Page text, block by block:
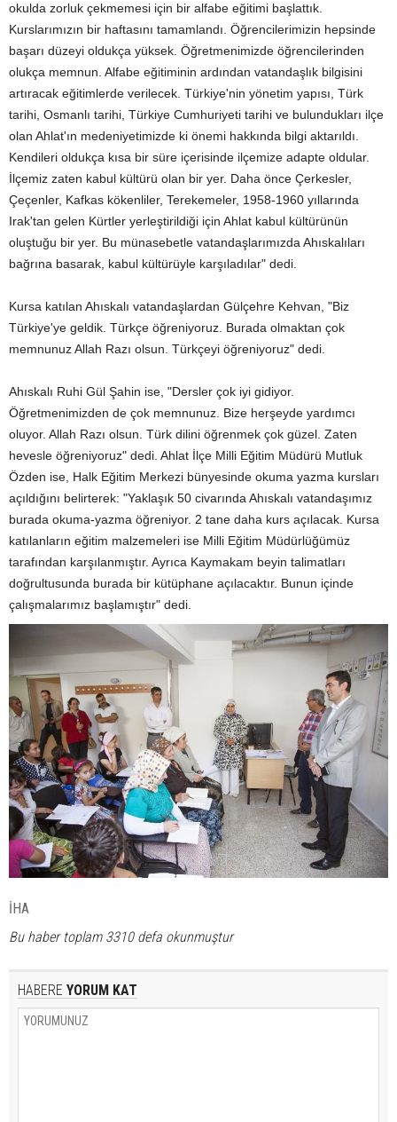
okulda zorluk çekmemesi için bir alfabe eğitimi başlattık.
Kurslarımızın bir haftasını tamamlandı. Öğrencilerimizin hepsinde
başarı düzeyi oldukça yüksek. Öğretmenimizde öğrencilerinden
olukça memnun. Alfabe eğitiminin ardından vatandaşlık bilgisini
artıracak eğitimlerde verilecek. Türkiye'nin yönetim yapısı, Türk
tarihi, Osmanlı tarihi, Türkiye Cumhuriyeti tarihi ve bulundukları ilçe
olan Ahlat'ın medeniyetimizde ki önemi hakkında bilgi aktarıldı.
Kendileri oldukça kısa bir süre içerisinde ilçemize adapte oldular.
İlçemiz zaten kabul kültürü olan bir yer. Daha önce Çerkesler,
Çeçenler, Kafkas kökenliler, Terekemeler, 1958-1960 yıllarında
Irak'tan gelen Kürtler yerleştirildiği için Ahlat kabul kültürünün
oluştuğu bir yer. Bu münasebetle vatandaşlarımızda Ahıskalıları
bağrına basarak, kabul kültürüyle karşıladılar" dedi.
Kursa katılan Ahıskalı vatandaşlardan Gülçehre Kehvan, "Biz
Türkiye'ye geldik. Türkçe öğreniyoruz. Burada olmaktan çok
memnunuz Allah Razı olsun. Türkçeyi öğreniyoruz" dedi.
Ahıskalı Ruhi Gül Şahin ise, "Dersler çok iyi gidiyor.
Öğretmenimizden de çok memnunuz. Bize herşeyde yardımcı
oluyor. Allah Razı olsun. Türk dilini öğrenmek çok güzel. Zaten
hevesle öğreniyoruz" dedi. Ahlat İlçe Milli Eğitim Müdürü Mutluk
Özden ise, Halk Eğitim Merkezi bünyesinde okuma yazma kursları
açıldığını belirterek: "Yaklaşık 50 civarında Ahıskalı vatandaşımız
burada okuma-yazma öğreniyor. 2 tane daha kurs açılacak. Kursa
katılanların eğitim malzemeleri ise Milli Eğitim Müdürlüğümüz
tarafından karşılanmıştır. Ayrıca Kaymakam beyin talimatları
doğrultusunda burada bir kütüphane açılacaktır. Bunun içinde
çalışmalarımız başlamıştır" dedi.
İHA
Bu haber toplam 3310 defa okunmuştur
HABERE YORUM KAT